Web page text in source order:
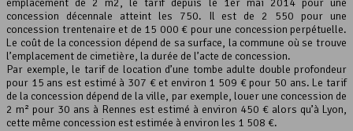
emplacement de 2 m2, le tarif depuis le 1er mai 2014 pour une
concession décennale atteint les 750. Il est de 2 550 pour une
concession trentenaire et de 15 000 € pour une concession perpétuelle.
Le coût de la concession dépend de sa surface, la commune où se trouve
l’emplacement de cimetière, la durée de l’acte de concession.
Par exemple, le tarif de location d’une tombe adulte double profondeur
pour 15 ans est estimé à 307 € et environ 1 509 € pour 50 ans. Le tarif
de la concession dépend de la ville, par exemple, louer une concession de
2 m² pour 30 ans à Rennes est estimé à environ 450 € alors qu’à Lyon,
cette même concession est estimée à environ les 1 508 €.